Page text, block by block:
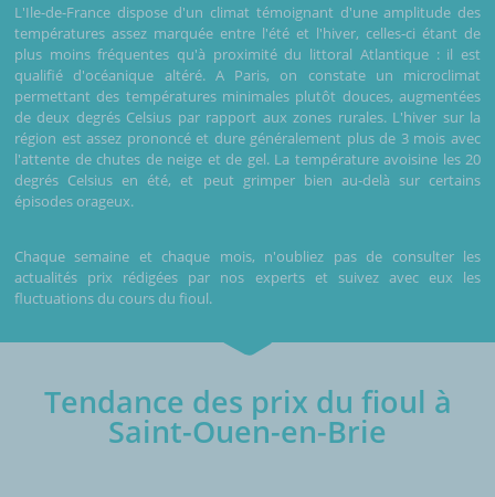
L'Ile-de-France dispose d'un climat témoignant d'une amplitude des
températures assez marquée entre l'été et l'hiver, celles-ci étant de
plus moins fréquentes qu'à proximité du littoral Atlantique : il est
qualifié d'océanique altéré. A Paris, on constate un microclimat
permettant des températures minimales plutôt douces, augmentées
de deux degrés Celsius par rapport aux zones rurales. L'hiver sur la
région est assez prononcé et dure généralement plus de 3 mois avec
l'attente de chutes de neige et de gel. La température avoisine les 20
degrés Celsius en été, et peut grimper bien au-delà sur certains
épisodes orageux.
Chaque semaine et chaque mois, n'oubliez pas de consulter les
actualités prix rédigées par nos experts et suivez avec eux les
fluctuations du cours du fioul.
Tendance des prix du fioul à
Saint-Ouen-en-Brie